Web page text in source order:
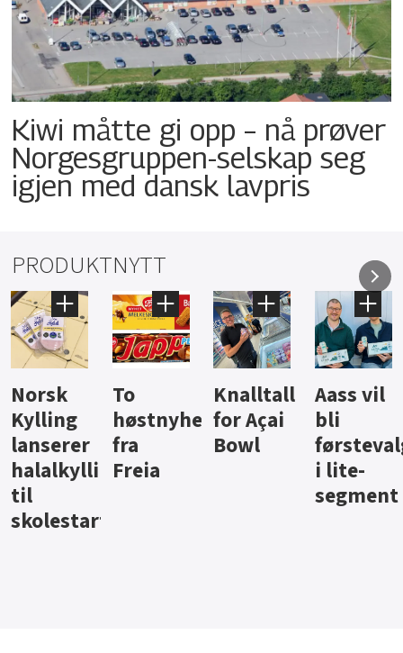
Kiwi måtte gi opp – nå prøver
Norgesgruppen-selskap seg
igjen med dansk lavpris
PRODUKTNYTT
Knalltall
for Açai
Bowl
Aass vil
bli
førstevalg
i lite-
Brus og
jus fra
Berentsen
Hard
iste fra
Hansa